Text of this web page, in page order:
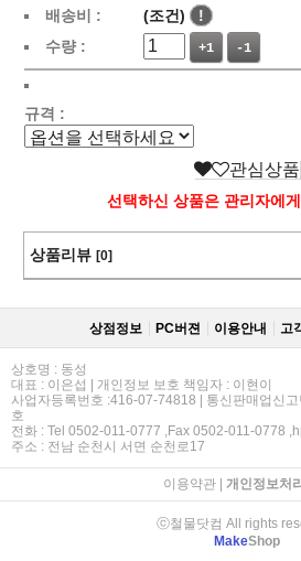
배송비 :
(조건)
!
수량 :
+1 -1
규격 :
관심상품
선택하신 상품은 관리자에
상품리뷰 [0]
상점정보 PC버젼 이용안내 고
상호명 : 동성
대표 : 이은섭 | 개인정보 보호 책임자 : 이현이
사업자등록번호 :416-07-74818 | 통신판매업신
호
전화 : Tel 0502-011-0777 ,Fax 0502-011-0778
주소 : 전남 순천시 서면 순천로17
이용약관| 개인정보처
ⓒ철물닷컴 All rights
MakeShop